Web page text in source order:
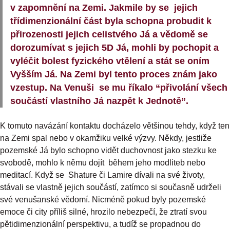
v zapomnění na Zemi. Jakmile by se jejich
třídimenzionální část byla schopna probudit k
přirozenosti jejich celistvého Já a vědomě se
dorozumívat s jejich 5D Já, mohli by pochopit a
vyléčit bolest fyzického vtělení a stát se oním
Vyšším Já. Na Zemi byl tento proces znám jako
vzestup. Na Venuši se mu říkalo “přivolání všech
součástí vlastního Já nazpět k Jednotě”.
K tomuto navázání kontaktu docházelo většinou tehdy, když ten
na Zemi spal nebo v okamžiku velké výzvy. Někdy, jestliže
pozemské Já bylo schopno vidět duchovnost jako stezku ke
svobodě, mohlo k němu dojít během jeho modliteb nebo
meditací. Když se Shature či Lamire dívali na své životy,
stávali se vlastně jejich součástí, zatímco si současně udrželi
své venušanské vědomí. Nicméně pokud byly pozemské
emoce či city příliš silné, hrozilo nebezpečí, že ztratí svou
pětidimenzionální perspektivu, a tudíž se propadnou do